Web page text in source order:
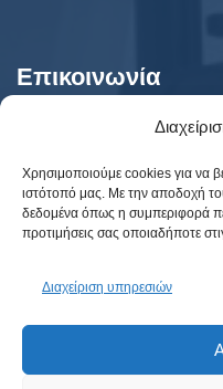
Χρησιμοποιούμε cookies για να
ιστότοπό μας. Με την αποδοχή
δεδομένα όπως η συμπεριφορά
προτιμήσεις σας οποιαδήποτε
Διαχείριση υπηρεσιών
Επικοινωνία
AthensVision
AthensVision
210 95 95 215
Κλείστε Ραντεβού